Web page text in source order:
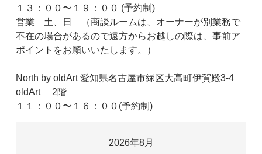
１３：００〜１９：００ (予約制)
営業 土、日 （商談ルームは、オーナーが別業務で
不在の場合があるので遠方からお越しの際は、事前ア
ポイントをお願いいたします。）
North by oldArt 愛知県名古屋市緑区大高町伊賀殿3-4
oldArt 2階
１１：００〜１６：００(予約制)
2026年8月